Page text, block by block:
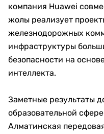
компания Huawei
жолы реализует
железнодорожных
инфраструктуры
безопасности на
интеллекта.
Заметные результаты
образовательной
Алматинская